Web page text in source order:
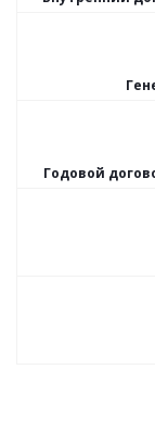
Годовой